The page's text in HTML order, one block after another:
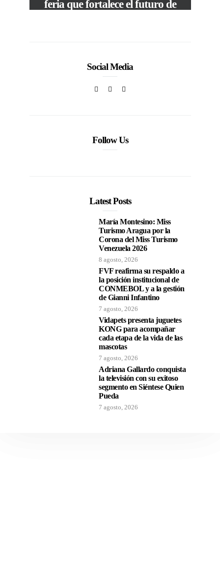
feria que fortalece el futuro de
Social Media
Follow Us
Latest Posts
María Montesino: Miss
Turismo Aragua por la
Corona del Miss Turismo
Venezuela 2026
8 agosto, 2026
FVF reafirma su respaldo a
la posición institucional de
CONMEBOL y a la gestión
de Gianni Infantino
7 agosto, 2026
Vidapets presenta juguetes
KONG para acompañar
cada etapa de la vida de las
mascotas
7 agosto, 2026
Adriana Gallardo conquista
la televisión con su exitoso
segmento en Siéntese Quien
Pueda
7 agosto, 2026